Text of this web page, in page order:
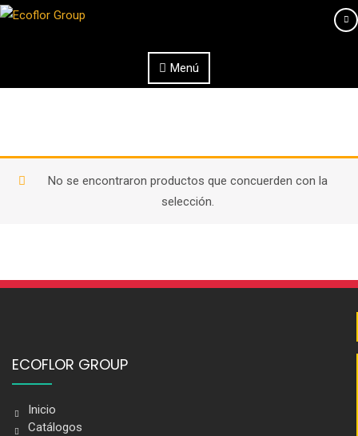
Saltar al contenido
Menú
No se encontraron productos que concuerden con la
selección.
ECOFLOR GROUP
Inicio
Catálogos